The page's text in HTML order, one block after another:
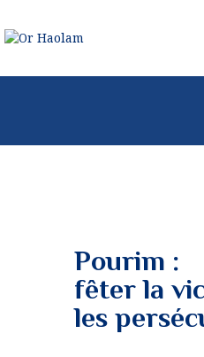
OR
CÉLÉBRER
NOUS
⚠︎ URGENCE
DONATION
Pourim :
fêter la
les